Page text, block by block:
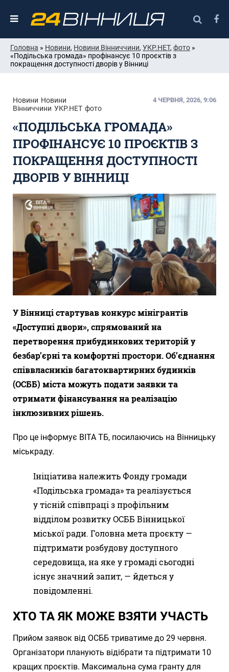
Головна » Новини, Новини Вінниччини, УКР.НЕТ, фото »
«Подільська громада» профінансує 10 проєктів з
покращення доступності дворів у Вінниці
Новини Новини
Вінниччини УКР.НЕТ фото
4 ЧЕРВНЯ, 2026, 9:06
«ПОДІЛЬСЬКА ГРОМАДА»
ПРОФІНАНСУЄ 10 ПРОЄКТІВ З
ПОКРАЩЕННЯ ДОСТУПНОСТІ
ДВОРІВ У ВІННИЦІ
У Вінниці стартував конкурс мінігрантів
«Доступні двори», спрямований на
перетворення прибудинкових територій у
безбар’єрні та комфортні простори. Об’єднання
співвласників багатоквартирних будинків
(ОСББ) міста можуть подати заявки та
отримати фінансування на реалізацію
інклюзивних рішень.
Про це інформує ВІТА ТБ, посилаючись на Вінницьку
міськраду.
Ініціатива належить Фонду громади
«Подільська громада» та реалізується
у тісній співпраці з профільним
відділом розвитку ОСББ Вінницької
міської ради. Головна мета проєкту —
підтримати розбудову доступного
середовища, на яке у громаді сьогодні
існує значний запит, — йдеться у
повідомленні.
ХТО ТА ЯК МОЖЕ ВЗЯТИ УЧАСТЬ
Прийом заявок від ОСББ триватиме до 29 червня.
Організатори планують відібрати та підтримати 10
кращих проєктів. Максимальна сума гранту для